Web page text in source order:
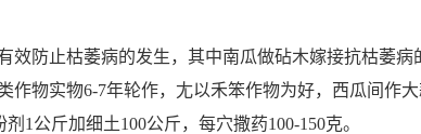
防止枯萎病的发生，其中南瓜做砧木嫁接抗枯萎病
实物6-7年轮作，尢以禾笨作物为好，西瓜间作大
公斤加细土100公斤，每穴撒药100-150克。